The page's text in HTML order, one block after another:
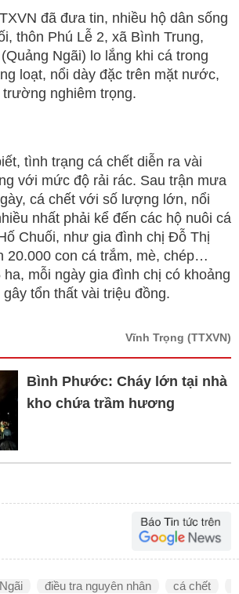
đã đưa tin, nhiều hộ dân sống
thôn Phú Lễ 2, xã Bình Trung,
Ngãi) lo lắng khi cá trong
loạt, nổi dày đặc trên mặt nước,
nghiêm trọng.
tình trạng cá chết diễn ra vài
với mức độ rải rác. Sau trận mưa
cá chết với số lượng lớn, nổi
nhất phải kể đến các hộ nuôi cá
Chuối, như gia đình chị Đỗ Thị
20.000 con cá trắm, mè, chép…
mỗi ngày gia đình chị có khoảng
tổn thất vài triệu đồng.
Vĩnh Trọng (TTXVN)
Bình Phước: Cháy lớn tại nhà
kho chứa trầm hương
điều tra nguyên nhân cá chết